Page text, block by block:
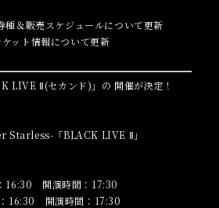
種＆販売スケジュールについて更新
ット情報について更新
LIVE Ⅱ(セカンド)」の 開催が決定！
Starless-「BLACK LIVE Ⅱ」
16:30 開演時間：17:30
16:30 開演時間：17:30